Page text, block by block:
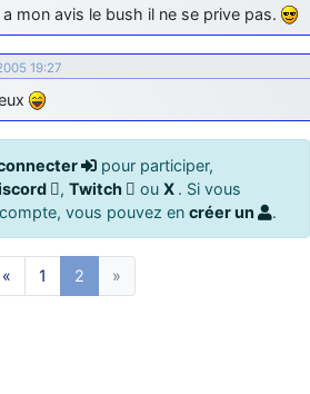
mon avis le bush il ne se prive pas.
19:27
pour participer,
, Twitch ou X . Si vous
vous pouvez en créer un .
« 1 2 »